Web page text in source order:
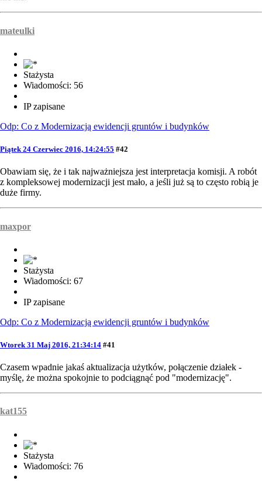
mateulki
Stażysta
Wiadomości: 56
IP zapisane
Odp: Co z Modernizacją ewidencji gruntów i budynków
Piątek 24 Czerwiec 2016, 14:24:55 #42
Obawiam się, że i tak najważniejsza jest interpretacja komisji. A robót
z kompleksowej modernizacji jest mało, a jeśli już są to często robią je
duże firmy.
maxpor
Stażysta
Wiadomości: 67
IP zapisane
Odp: Co z Modernizacją ewidencji gruntów i budynków
Wtorek 31 Maj 2016, 21:34:14 #41
Czasem wpadnie jakaś aktualizacja użytków, połączenie działek -
myślę, że można spokojnie to podciągnąć pod "modernizację".
kat155
Stażysta
Wiadomości: 76